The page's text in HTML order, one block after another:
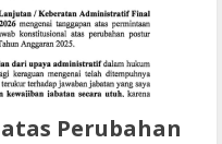
Perubahan